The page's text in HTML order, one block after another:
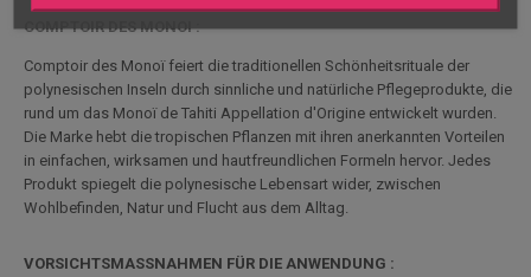
COMPTOIR DES MONOI :
Comptoir des Monoï feiert die traditionellen Schönheitsrituale der
polynesischen Inseln durch sinnliche und natürliche Pflegeprodukte, die
rund um das Monoï de Tahiti Appellation d'Origine entwickelt wurden.
Die Marke hebt die tropischen Pflanzen mit ihren anerkannten Vorteilen
in einfachen, wirksamen und hautfreundlichen Formeln hervor. Jedes
Produkt spiegelt die polynesische Lebensart wider, zwischen
Wohlbefinden, Natur und Flucht aus dem Alltag.
VORSICHTSMASSNAHMEN FÜR DIE ANWENDUNG :